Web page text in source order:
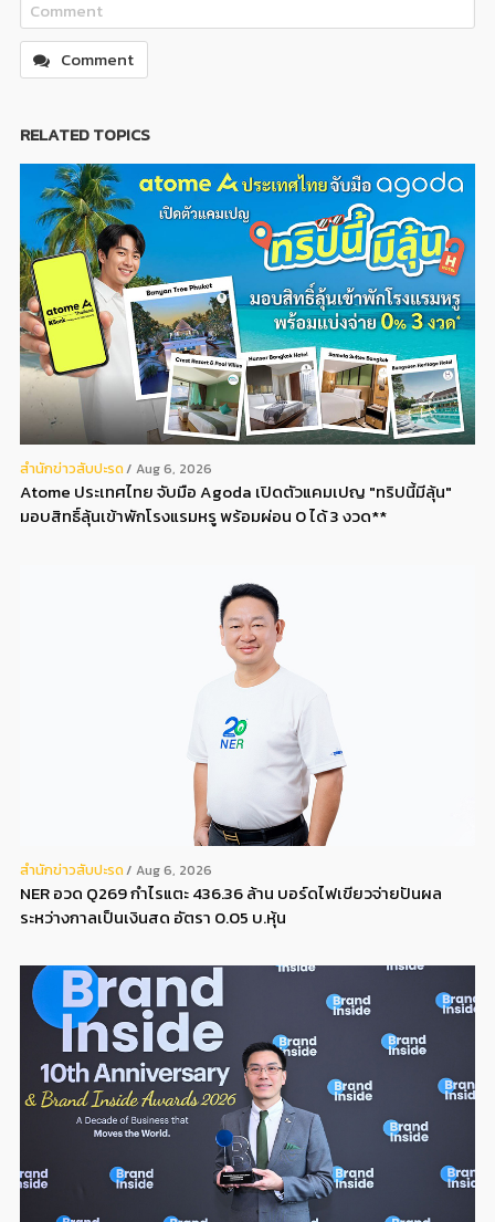
Comment
RELATED TOPICS
สํานักข่าวสับปะรด Aug 6, 2026
Atome ประเทศไทย จับมือ Agoda เปิดตัวแคมเปญ "ทริปนี้มีลุ้น"
มอบสิทธิ์ลุ้นเข้าพักโรงแรมหรู พร้อมผ่อน 0 ได้ 3 งวด**
สํานักข่าวสับปะรด Aug 6, 2026
NER อวด Q269 กำไรแตะ 436.36 ล้าน บอร์ดไฟเขียวจ่ายปันผล
ระหว่างกาลเป็นเงินสด อัตรา 0.05 บ.หุ้น